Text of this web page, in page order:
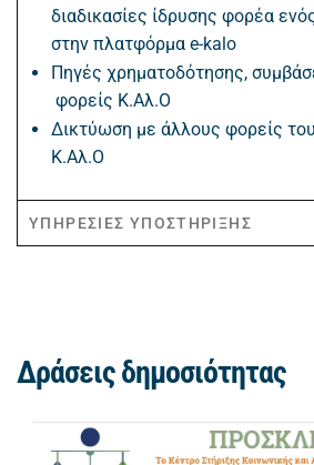
διαδικασίες ίδρυσης φορέα
στην πλατφόρμα e-kalo
Πηγές χρηματοδότησης,
φορείς Κ.Αλ.Ο
Δικτύωση με άλλους φορείς
Κ.Αλ.Ο
ΥΠΗΡΕΣΙΕΣ ΥΠΟΣΤΗΡΙΞΗΣ
Δράσεις δημοσιότητας